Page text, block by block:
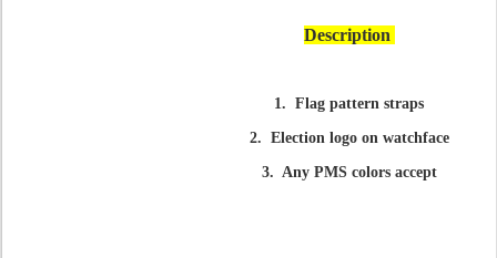
Description
1. Flag pattern straps
2. Election logo on watchface
3. Any PMS colors accept